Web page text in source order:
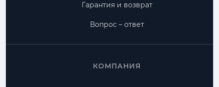
Гарантия и возврат
Вопрос – ответ
КОМПАНИЯ